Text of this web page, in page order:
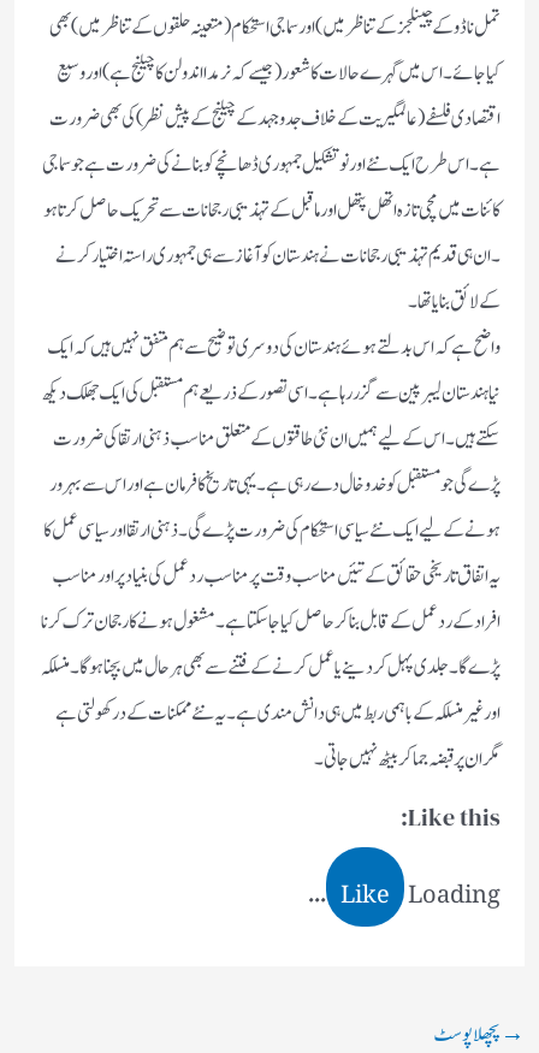
تمل ناڈوکے چینلجزکے تناظر میں)اور سماجی استحکام (متعینہ حلقوں کے تناظر میں)بھی
کیا جائے۔اس میں گہرے حالات کا شعور(جیسے کہ نرمدا اندولن کا چیلنج ہے)اور وسیع
اقتصادی فلسفے (عالمگیریت کے خلاف جدوجہد کے چیلنج کے پیش نظر)کی بھی ضرورت
ہے۔اس طرح ایک نئے اور نو تشکیل جمہوری ڈھانچے کو بنانے کی ضرورت ہے جو سماجی
کائنات میں مچی تازہ اتھل پتھل اور ماقبل کے تہذیبی رجحانات سے تحریک حاصل کرتا ہو
۔ان ہی قدیم تہذیبی رجحانات نے ہندستان کو آغاز سے ہی جمہوری راستہ اختیار کرنے
کے لائق بنایا تھا۔
واضح ہے کہ اس بدلتے ہوئے ہندستان کی دوسری توضیح سے ہم متفق نہیں ہیں کہ ایک
نیا ہندستان لیبرپین سے گزررہاہے۔اسی تصورکے ذریعے ہم مستقبل کی ایک جھلک دیکھ
سکتے ہیں۔اس کے لیے ہمیں ان نئی طاقتوں کے متعلق مناسب ذہنی ارتقا کی ضرورت
پڑے گی جو مستقبل کو خدوخال دے رہی ہے۔یہی تاریخ کا فرمان ہے اور اس سے بہرور
ہونے کے لیے ایک نئے سیاسی استحکام کی ضرورت پڑے گی ۔ذہنی ارتقا اور سیاسی عمل کا
یہ اتفاق تاریخی حقائق کے تئیں مناسب وقت پر مناسب ردعمل کی بنیاد پر اور مناسب
افراد کے ردعمل کے قابل بناکر حاصل کیا جاسکتاہے۔مشغول ہونے کا رجحان ترک کرنا
پڑے گا ۔جلدی پہل کردینے یا عمل کرنے کے فتنے سے بھی ہر حال میں بچنا ہوگا۔منسلکہ
اور غیر منسلکہ کے باہمی ربط میں ہی دانش مندی ہے۔یہ نئے ممکنات کے در کھولتی ہے
مگر ان پر قبضہ جما کر بیٹھ نہیں جاتی۔
Like this:
Like Loading...
→پچھلا پوسٹ